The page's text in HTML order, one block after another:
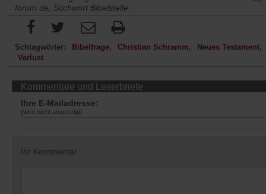
forum.de , Stichwort Bibelstelle.
Schlagwörter: Bibelfrage Christian Schramm
Neues Testament
Verlust
Kommentare und Leserbriefe
Ihre E-Mailadresse:
(wird nicht angezeigt)
Ihr Kommentar